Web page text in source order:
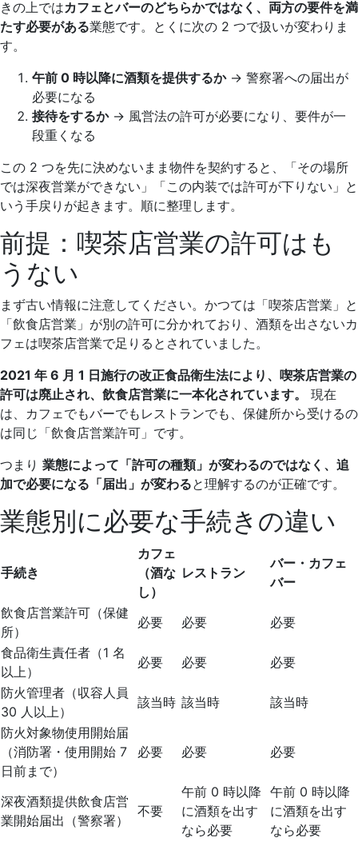
きの上ではカフェとバーのどちらかではなく、両方の要件を満
たす必要がある業態です。とくに次の 2 つで扱いが変わりま
す。
午前 0 時以降に酒類を提供するか→ 警察署への届出が
必要になる
接待をするか→ 風営法の許可が必要になり、要件が一
段重くなる
この 2 つを先に決めないまま物件を契約すると、「その場所
では深夜営業ができない」「この内装では許可が下りない」と
いう手戻りが起きます。順に整理します。
前提：喫茶店営業の許可はも
うない
まず古い情報に注意してください。かつては「喫茶店営業」と
「飲食店営業」が別の許可に分かれており、酒類を出さないカ
フェは喫茶店営業で足りるとされていました。
2021 年 6 月 1 日施行の改正食品衛生法により、喫茶店営業の
許可は廃止され、飲食店営業に一本化されています。
現在
は、カフェでもバーでもレストランでも、保健所から受けるの
は同じ「飲食店営業許可」です。
つまり 業態によって「許可の種類」が変わるのではなく、追
加で必要になる「届出」が変わると理解するのが正確です。
業態別に必要な手続きの違い
手続き
カフェ
（酒な
し）
レストラン
バー・カフェ
バー
飲食店営業許可（保健
所）
必要 必要
必要
食品衛生責任者（1 名
以上）
必要 必要
必要
防火管理者（収容人員
30 人以上）
該当時 該当時
該当時
防火対象物使用開始届
（消防署・使用開始 7
日前まで）
必要 必要 必要
深夜酒類提供飲食店営
業開始届出（警察署）
不要
午前 0 時以降
に酒類を出す
なら必要
午前 0 時以降
に酒類を出す
なら必要